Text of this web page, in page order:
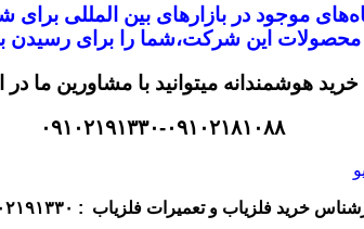
موجود دربازار‌های بین المللی
محصولات این شرکت،شما را برای رسیدن
هوشمندانه میتوانید با مشاورین ما در
۰۹۱۰۲۱۹۱۳۳۰-۰۹۱۰۲۱۸۱۰۸۸
خرید فلزیاب و تعمیرات فلزیاب : ۰۹۱۰۲۱۹۱۳۳۰و ۰۹۱۰۲۱۸۱۰۸۸